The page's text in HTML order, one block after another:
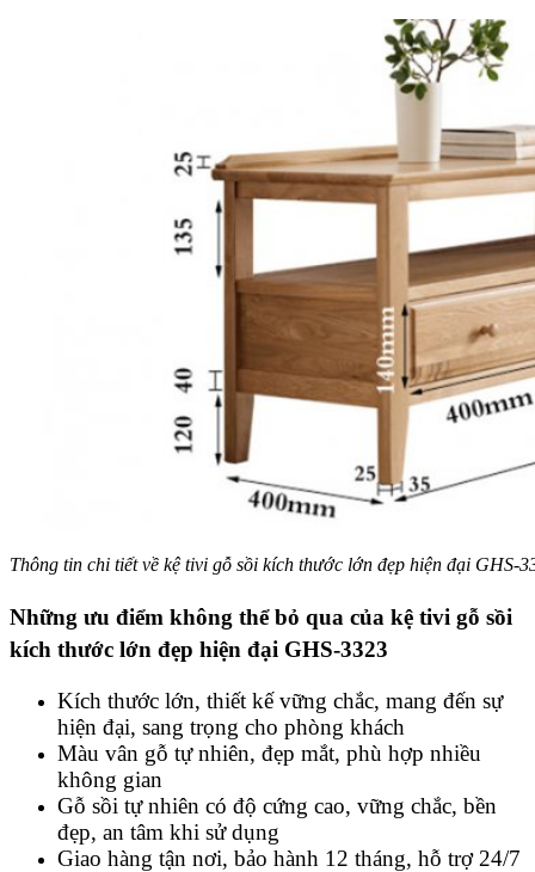
Thông tin chi tiết về kệ tivi gỗ sồi kích thước lớn đẹp hiện đại GHS-
Những ưu điểm không thể bỏ qua của kệ tivi gỗ sồi
kích thước lớn đẹp hiện đại GHS-3323
Kích thước lớn, thiết kế vững chắc, mang đến sự
hiện đại, sang trọng cho phòng khách
Màu vân gỗ tự nhiên, đẹp mắt, phù hợp nhiều
không gian
Gỗ sồi tự nhiên có độ cứng cao, vững chắc, bền
đẹp, an tâm khi sử dụng
Giao hàng tận nơi, bảo hành 12 tháng, hỗ trợ 24/7